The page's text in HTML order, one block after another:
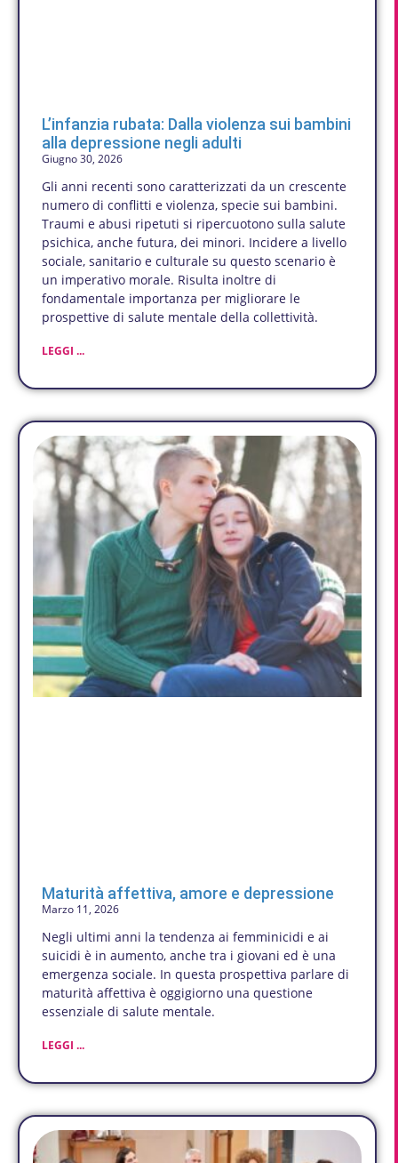
L’infanzia rubata: Dalla violenza sui bambini
alla depressione negli adulti
Giugno 30, 2026
Gli anni recenti sono caratterizzati da un crescente
numero di conflitti e violenza, specie sui bambini.
Traumi e abusi ripetuti si ripercuotono sulla salute
psichica, anche futura, dei minori. Incidere a livello
sociale, sanitario e culturale su questo scenario è
un imperativo morale. Risulta inoltre di
fondamentale importanza per migliorare le
prospettive di salute mentale della collettività.
LEGGI ...
Maturità affettiva, amore e depressione
Marzo 11, 2026
Negli ultimi anni la tendenza ai femminicidi e ai
suicidi è in aumento, anche tra i giovani ed è una
emergenza sociale. In questa prospettiva parlare di
maturità affettiva è oggigiorno una questione
essenziale di salute mentale.
LEGGI ...